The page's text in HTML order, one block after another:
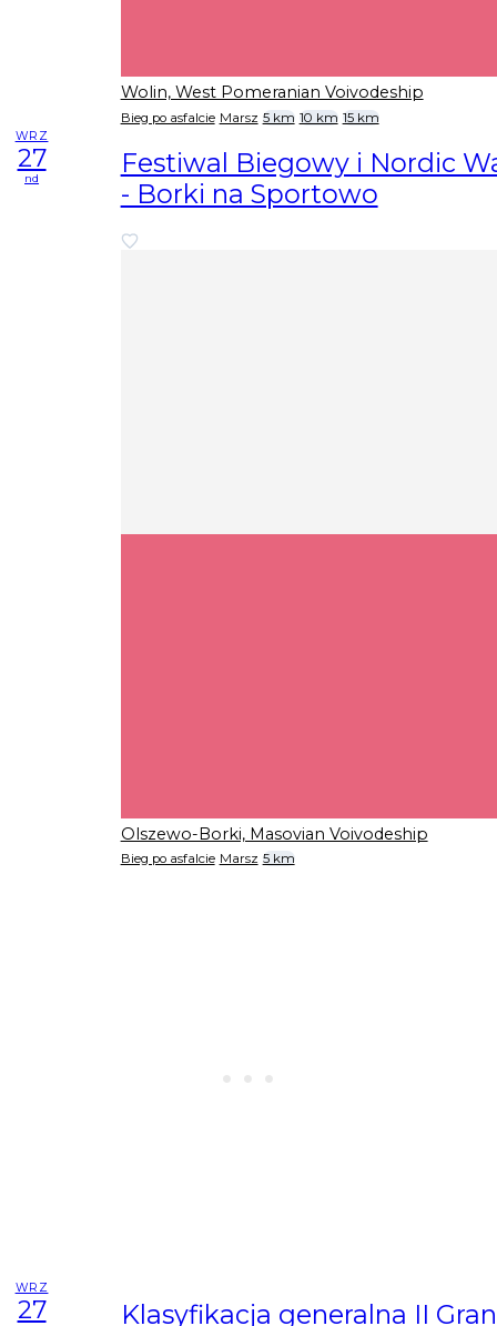
Wolin, West Pomeranian Voivodeship
Bieg po asfalcie Marsz 5 km 10 km 15 km
WRZ
27
nd
Festiwal Biegowy i Nordic
- Borki na Sportowo
Olszewo-Borki, Masovian Voivodeship
Bieg po asfalcie Marsz 5 km
WRZ
27 Klasyfikacja generalna II